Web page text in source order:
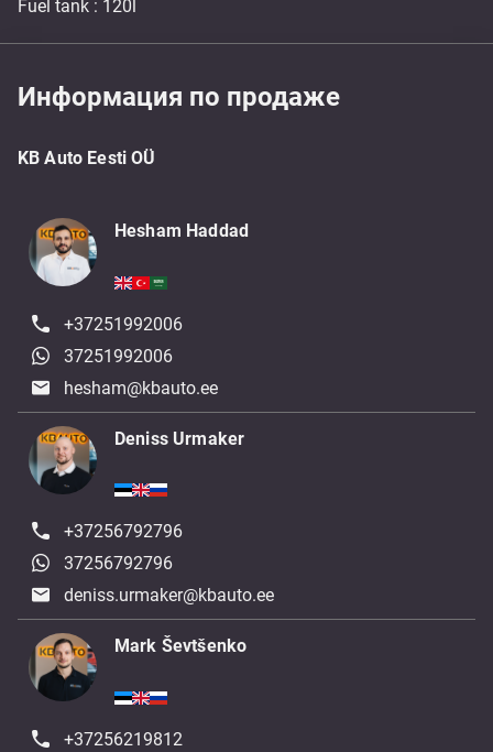
Информация по продаже
KB Auto Eesti OÜ
Hesham Haddad
+37251992006
37251992006
hesham@kbauto.ee
Deniss Urmaker
+37256792796
37256792796
deniss.urmaker@kbauto.ee
Mark Ševtšenko
+37256219812